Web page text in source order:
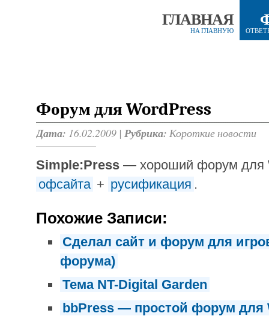
ГЛАВНАЯ
НА ГЛАВНУЮ
Форум для WordPress
Дата: 16.02.2009 | Рубрика: Короткие новости
Simple:Press — хороший форум для
офсайта + русификация .
Похожие Записи:
Сделал сайт и форум для
форума)
Тема NT-Digital Garden
bbPress — простой форум для